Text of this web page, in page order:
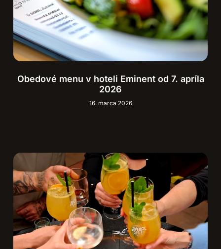
Obedové menu v hoteli Eminent od 7. apríla
2026
16. marca 2026